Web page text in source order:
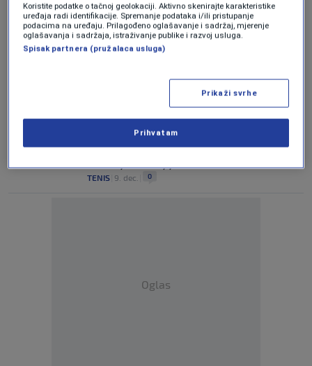
Prepoznavanje i prevazilaženje lažnih
prijateljstava
LIFESTYLE|18. jul.|
Poznato koji je fudbaler platio kauciju
"Federer, Nadal i ja nismo prijatelji":
Đoković otvorio dušu i razbio mit o odnosu
TENIS 9. dec. 0
Oglas
Koristite podatke o tačnoj geolokaciji. Aktivno skenirajte karakteristike
uređaja radi identifikacije. Spremanje podataka i/ili pristupanje
podacima na uređaju. Prilagođeno oglašavanje i sadržaj, mjerenje
oglašavanja i sadržaja, istraživanje publike i razvoj usluga.
Spisak partnera (pružalaca usluga)
Prikaži svrhe
Prihvatam